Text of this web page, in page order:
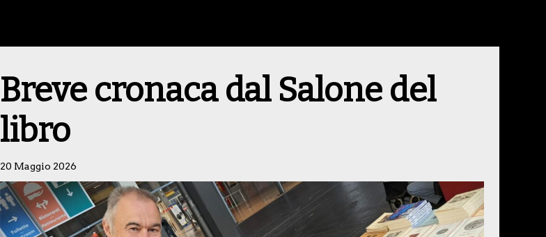
Breve cronaca dal Salone del
libro
20 Maggio 2026